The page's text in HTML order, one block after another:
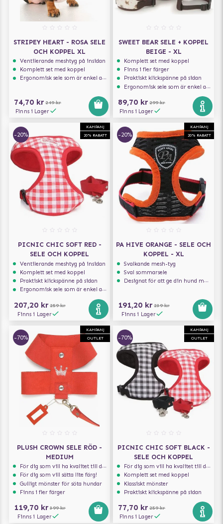
STRIPEY HEART - ROSA SELE
OCH KOPPEL XL
Ventilerande meshtyg på insidan
Komplett set med koppel
Ergonomisk sele som är enkel att ta på och av
74,70 kr 249 kr
Finns i Lager
SWEET BEAR SELE + KOPPEL
BEIGE - XL
Komplett set med koppel
Finns i fler färger
Praktiskt klickspänne på sidan
Ergonomisk sele som är enkel att ta på och av
89,70 kr 299 kr
Finns i Lager
KAMPANJ
20% RABATT
-20%
PICNIC CHIC SOFT RED -
SELE OCH KOPPEL
Ventilerande meshtyg på insidan
Komplett set med koppel
Praktiskt klickspänne på sidan
Ergonomisk sele som är enkel att ta på och av
207,20 kr 259 kr
Finns i Lager
KAMPANJ
20% RABATT
-20%
PA HIVE ORANGE - SELE OCH
KOPPEL - XL
Svalkande mesh-tyg
Sval sommarsele
Designat för att ge din hund maximal komfort
191,20 kr 239 kr
Finns i Lager
KAMPANJ
OUTLET
-70%
PLUSH CROWN SELE RÖD -
MEDIUM
För dig som vill ha kvalitet till din hund!
För dig som vill sätta lite färg!
Gulligt mönster för söta hundar
Finns i fler färger
119,70 kr 399 kr
Finns i Lager
KAMPANJ
OUTLET
-70%
PICNIC CHIC SOFT BLACK -
SELE OCH KOPPEL
För dig som vill ha kvalitet till din hund!
Komplett set med koppel
Klassiskt mönster
Praktiskt klickspänne på sidan
77,70 kr 259 kr
Finns i Lager